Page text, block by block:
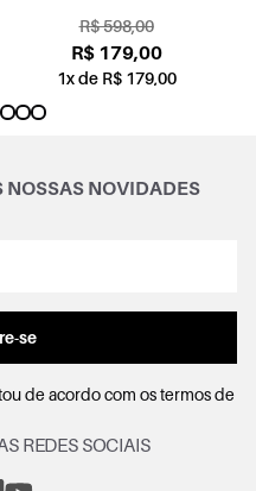
R$ 598,00
R$ 179,00
1x de R$ 179,00
NOSSAS NOVIDADES
se
de acordo com ostermos de
REDES SOCIAIS